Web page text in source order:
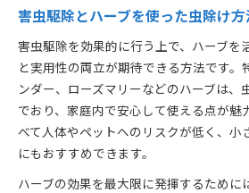
害虫駆除とハーブを使った虫除け
害虫駆除を効果的に行う上で、ハーブを
と実用性の両立が期待できる方法です。
ンダー、ローズマリーなどのハーブは、
でおり、家庭内で安心して使える点が魅
べて人体やペットへのリスクが低く、小
にもおすすめできます。
ハーブの効果を最大限に発揮するために